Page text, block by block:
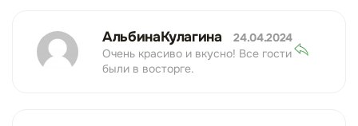
АльбинаКулагина
24.04.2024
Очень красиво и вкусно! Все гости
были в восторге.